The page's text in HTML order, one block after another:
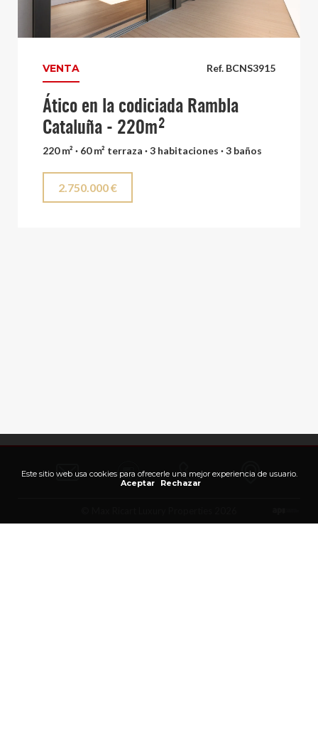
Ref. BCNS3915
VENTA
Ático en la codiciada Rambla
Cataluña - 220m²
220 m² · 60 m² terraza · 3 habitaciones · 3 baños
2.750.000 €
Este sitio web usa cookies para ofrecerle una mejor experiencia de usuario.
Aceptar
Rechazar